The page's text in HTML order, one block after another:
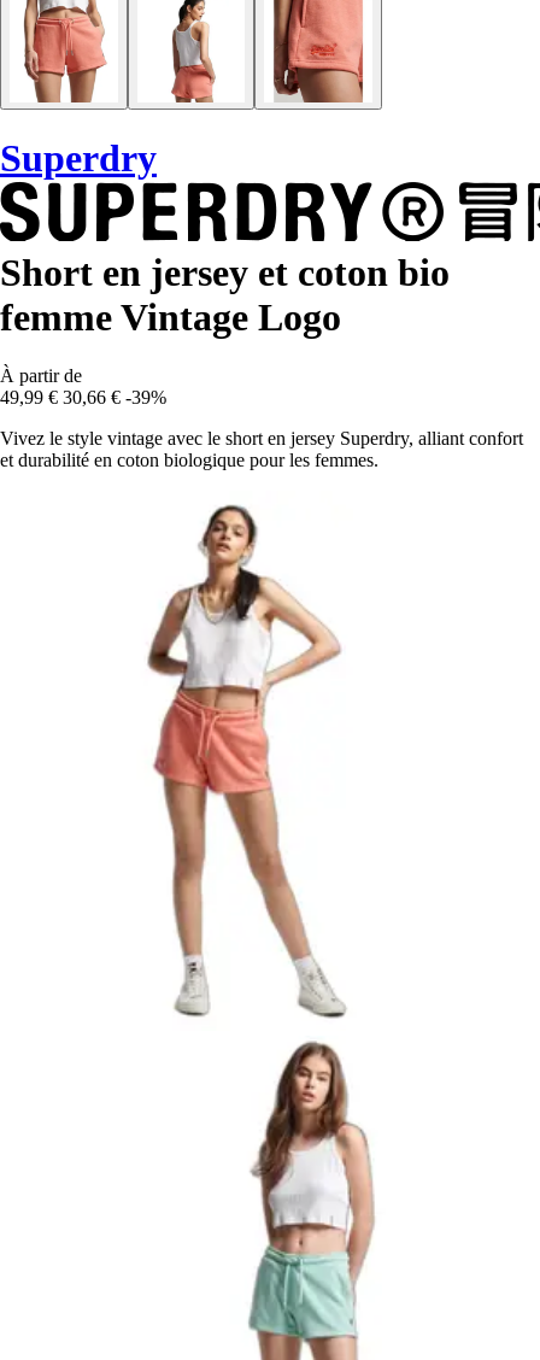
Superdry
Short en jersey et coton bio
femme Vintage Logo
À partir de
49,99 € 30,66 € -39%
Vivez le style vintage avec le short en jersey Superdry, alliant confort
et durabilité en coton biologique pour les femmes.